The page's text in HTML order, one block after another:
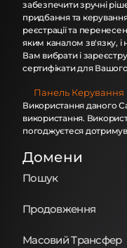
забезпечити зручні
придбання та
реєстрації та
яким каналом зв'язку,
Вам вибрати і
сертифікати для
Панель Керування
Використання даного
використання.
погоджуєтеся
Домени
Пошук
Продовження
Масовий Трансфер